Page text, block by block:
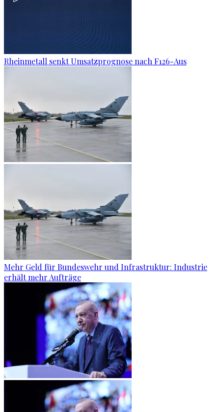
Rheinmetall senkt Umsatzprognose nach F126-Aus
Mehr Geld für Bundeswehr und Infrastruktur: Industrie
erhält mehr Aufträge